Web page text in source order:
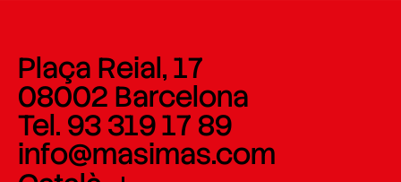
Plaça Reial, 17
08002 Barcelona
Tel. 93 319 17 89
info@masimas.com